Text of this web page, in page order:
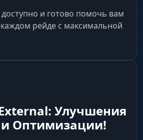
и готово помочь вам
рейде с максимальной
Улучшения
Оптимизации!